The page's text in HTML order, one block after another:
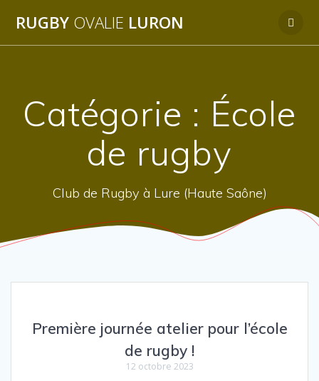
au
RUGBY OVALIE LURON
Catégorie : École
de rugby
Club de Rugby à Lure (Haute Saône)
Première journée atelier pour l’école
de rugby !
12 octobre 2023